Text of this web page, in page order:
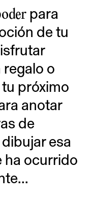
para
de tu
o
próximo
anotar
de
esa
ha ocurrido